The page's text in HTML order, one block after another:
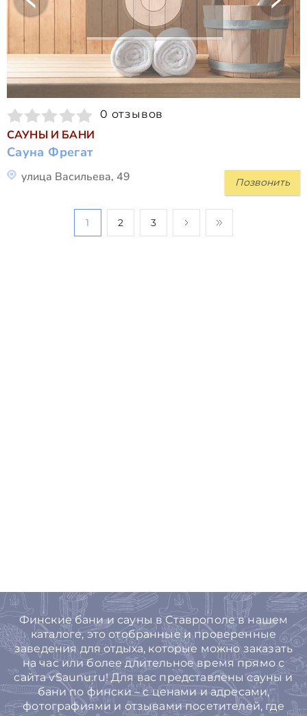
0 отзывов
САУНЫ И БАНИ
Сауна Фрегат
Позвонить
улица Васильева, 49
1 2 3
Финские бани и сауны в Ставрополе в нашем
каталоге, это отобранные и проверенные
заведения для отдыха, которые можно заказать
на час или более длительное время прямо с
сайта vSaunu.ru! Для вас представлены сауны и
бани по фински – с ценами и адресами,
фотографиями и отзывами посетителей, где